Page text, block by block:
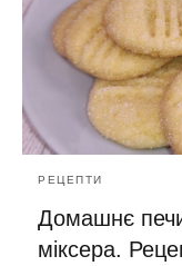
РЕЦЕПТИ
Домашнє
міксера.